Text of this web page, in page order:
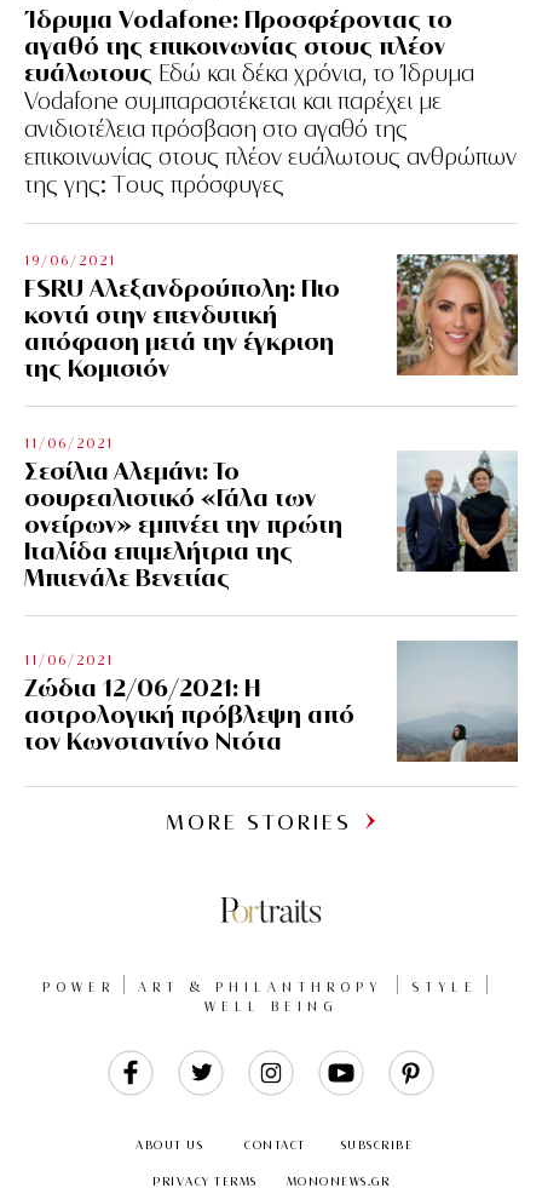
Ίδρυμα Vodafone: Προσφέροντας το
αγαθό της επικοινωνίας στους πλέον
ευάλωτους Εδώ και δέκα χρόνια, το Ίδρυμα
Vodafone συμπαραστέκεται και παρέχει με
ανιδιοτέλεια πρόσβαση στο αγαθό της
επικοινωνίας στους πλέον ευάλωτους ανθρώπων
της γης: Tους πρόσφυγες
19/06/2021
FSRU Αλεξανδρούπολη: Πιο
κοντά στην επενδυτική
απόφαση μετά την έγκριση
της Κομισιόν
11/06/2021
Σεσίλια Αλεμάνι: Το
σουρεαλιστικό «Γάλα των
ονείρων» εμπνέει την πρώτη
Ιταλίδα επιμελήτρια της
Μπιενάλε Βενετίας
11/06/2021
Ζώδια 12/06/2021: Η
αστρολογική πρόβλεψη από
τον Κωνσταντίνο Ντότα
MORE STORIES
POWER ART & PHILANTHROPY
STYLE
WELL BEING
ABOUT US CONTACT SUBSCRIBE
PRIVACY TERMS MONONEWS.GR